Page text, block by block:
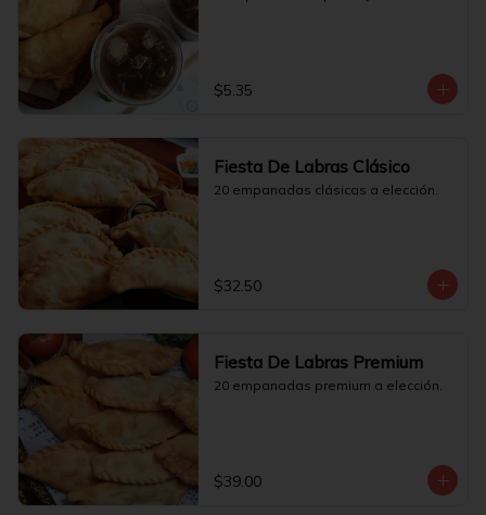
$5.35
Fiesta De Labras Clásico
20 empanadas clásicas a elección.
$32.50
Fiesta De Labras Premium
20 empanadas premium a elección.
$39.00